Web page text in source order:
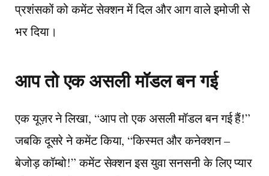
प्रशंसकों को कमेंट सेक्शन में दिल और आग वाले इमोजी से
भर दिया।
आप तो एक असली मॉडल बन गई
एक यूज़र ने लिखा, “आप तो एक असली मॉडल बन गई हैं!”
जबकि दूसरे ने कमेंट किया, “किस्मत और कनेक्शन –
बेजोड़ कॉम्बो!” कमेंट सेक्शन इस युवा सनसनी के लिए प्यार